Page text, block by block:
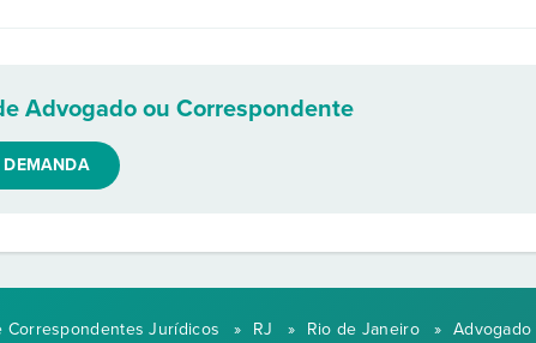
Advogado ou Correspondente
DEMANDA
Correspondentes Jurídicos » RJ » Rio de Janeiro » Advogado